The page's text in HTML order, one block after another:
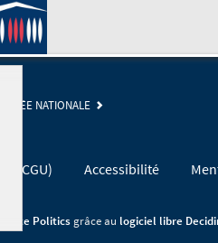
NATIONALE
(CGU) Accessibilité
Politicsgrâce au logiciel libre